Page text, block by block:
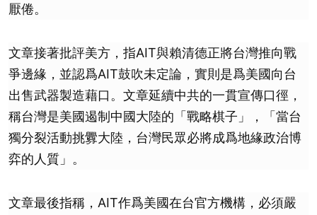
厭倦。
文章接著批評美方，指AIT與賴清德正將台灣推向戰
爭邊緣，並認爲AIT鼓吹未定論，實則是爲美國向台
出售武器製造藉口。文章延續中共的一貫宣傳口徑，
稱台灣是美國遏制中國大陸的「戰略棋子」，「當台
獨分裂活動挑釁大陸，台灣民眾必將成爲地緣政治博
弈的人質」。
文章最後指稱，AIT作爲美國在台官方機構，必須嚴